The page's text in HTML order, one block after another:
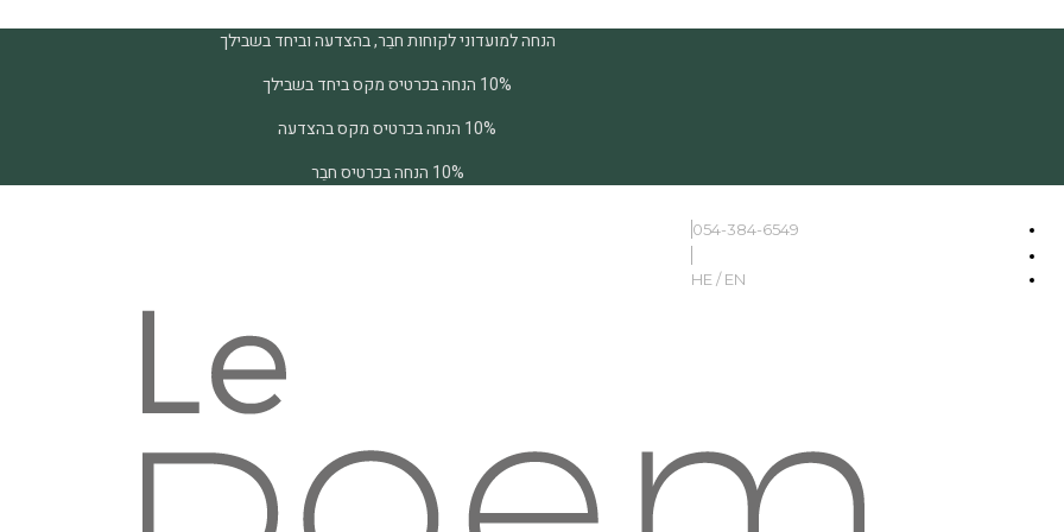
הנחה למועדוני לקוחות חבֵר, בהצדעה וביחד בשבילך
10% הנחה בכרטיס מקס ביחד בשבילך
10% הנחה בכרטיס מקס בהצדעה
10% הנחה בכרטיס חבֵר
054-384-6549
HE / EN